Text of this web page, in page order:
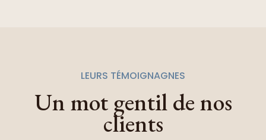
LEURS TÉMOIGNAGNES
Un mot gentil de nos
clients